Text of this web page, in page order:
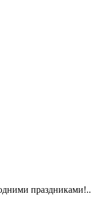
праздниками!..